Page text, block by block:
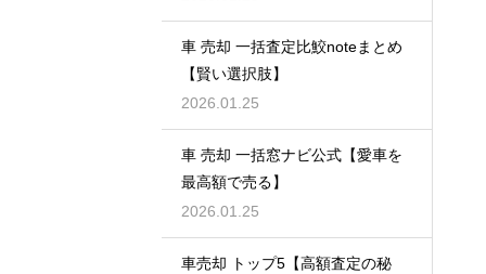
車 売却 一括査定比鮫noteまとめ
【賢い選択肢】
2026.01.25
車 売却 一括窓ナビ公式【愛車を
最高額で売る】
2026.01.25
車売却 トップ5【高額査定の秘